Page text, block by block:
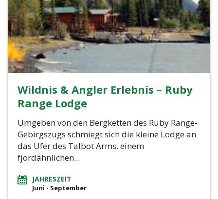
Wildnis & Angler Erlebnis – Ruby
Range Lodge
Umgeben von den Bergketten des Ruby Range-
Gebirgszugs schmiegt sich die kleine Lodge an
das Ufer des Talbot Arms, einem
fjordähnlichen...
JAHRESZEIT
Juni - September